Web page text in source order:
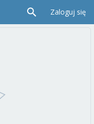
Zaloguj się